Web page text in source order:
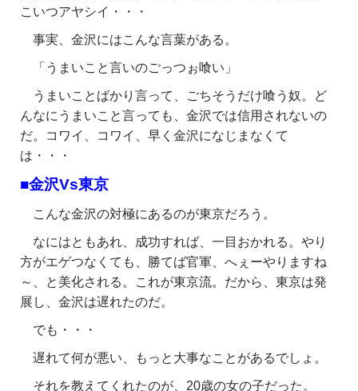
こいつアヤシイ・・・
事実、金沢にはこんな言葉がある。
「うまいこと言いのごっつぉ喰い」
うまいことばかり言って、ごちそうだけ喰う奴。ど
んなにうまいこと言っても、金沢では信用されないの
だ。コワイ、コワイ、早く金沢になじまなくて
は・・・
■金沢Vs東京
こんな金沢の対極にあるのが東京だろう。
なにはともあれ、成功すれば、一目おかれる。やり
方がエゲつなくても、勝てば官軍、へぇーやりますね
～、と美化される。これが東京流。だから、東京は発
展し、金沢は遅れたのだ。
でも・・・
遅れて何が悪い、もっと大事なことがあるでしょ。
それを教えてくれたのが、20歳の女の子だった。